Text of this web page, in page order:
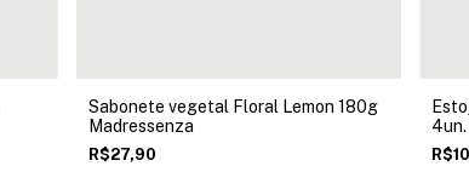
Sabonete vegetal Floral Lemon 180g
Madressenza
R$27,90